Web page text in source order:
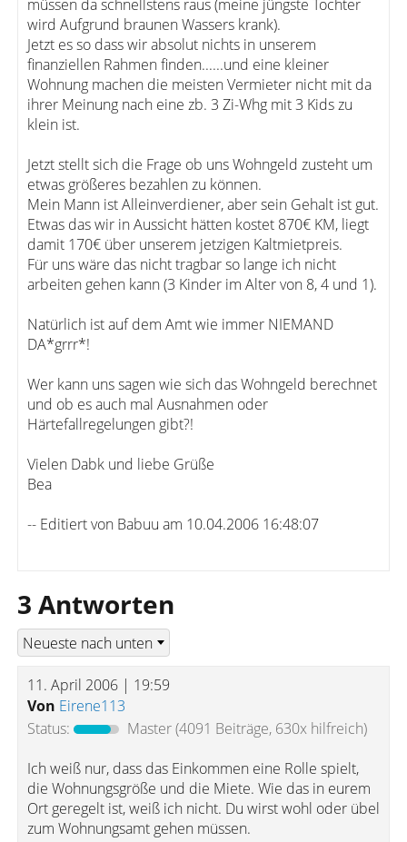
müssen da schnellstens raus (meine jüngste Tochter
wird Aufgrund braunen Wassers krank).
Jetzt es so dass wir absolut nichts in unserem
finanziellen Rahmen finden......und eine kleiner
Wohnung machen die meisten Vermieter nicht mit da
ihrer Meinung nach eine zb. 3 Zi-Whg mit 3 Kids zu
klein ist.
Jetzt stellt sich die Frage ob uns Wohngeld zusteht um
etwas größeres bezahlen zu können.
Mein Mann ist Alleinverdiener, aber sein Gehalt ist gut.
Etwas das wir in Aussicht hätten kostet 870€ KM, liegt
damit 170€ über unserem jetzigen Kaltmietpreis.
Für uns wäre das nicht tragbar so lange ich nicht
arbeiten gehen kann (3 Kinder im Alter von 8, 4 und 1).
Natürlich ist auf dem Amt wie immer NIEMAND
DA*grrr*!
Wer kann uns sagen wie sich das Wohngeld berechnet
und ob es auch mal Ausnahmen oder
Härtefallregelungen gibt?!
Vielen Dabk und liebe Grüße
Bea
-- Editiert von Babuu am 10.04.2006 16:48:07
3 Antworten
11. April 2006 | 19:59
Von Eirene113
Status:
Master(4091 Beiträge, 630x hilfreich)
Ich weiß nur, dass das Einkommen eine Rolle spielt,
die Wohnungsgröße und die Miete. Wie das in eurem
Ort geregelt ist, weiß ich nicht. Du wirst wohl oder übel
zum Wohnungsamt gehen müssen.